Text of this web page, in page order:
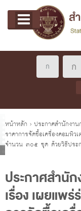
Main menu
หน้าแรก
เกี่ยวกับ คตง.
นโยบายการตรวจเงิ
หลักเกณฑ์มาตรฐาน
ผู้ว่าการตรวจเงินแผ่
การบริหารและพัฒน
ประวัติสำนักงานการ
พรป. ว่าด้วยการตร
คุณอยู่ที่
หน้าหลัก › ประกาศสำนักงา
ราคาการจัดซื้อเครื่องคอมพิ
จำนวน ๓๐๕ ชุด ด้วยวิธีประ
ประกาศสำนั
เรื่อง เผยแพ